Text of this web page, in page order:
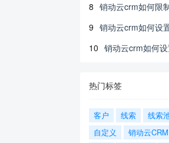
8 销动云crm如何限
9 销动云crm如何设
10 销动云crm如何
热门标签
客户 线索 线索
自定义
销动云CRM